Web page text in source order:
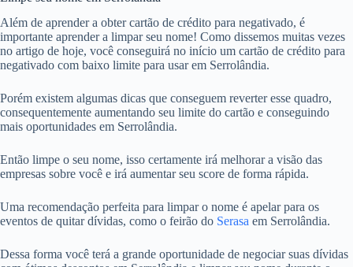
Além de aprender a obter cartão de crédito para negativado, é
importante aprender a limpar seu nome! Como dissemos muitas vezes
no artigo de hoje, você conseguirá no início um cartão de crédito para
negativado com baixo limite para usar em Serrolândia.
Porém existem algumas dicas que conseguem reverter esse quadro,
consequentemente aumentando seu limite do cartão e conseguindo
mais oportunidades em Serrolândia.
Então limpe o seu nome, isso certamente irá melhorar a visão das
empresas sobre você e irá aumentar seu score de forma rápida.
Uma recomendação perfeita para limpar o nome é apelar para os
eventos de quitar dívidas, como o feirão do Serasa em Serrolândia.
Dessa forma você terá a grande oportunidade de negociar suas dívidas